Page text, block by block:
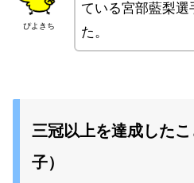
ぴよきち
ている宮部藍梨選
た。
三冠以上を達成した
子）